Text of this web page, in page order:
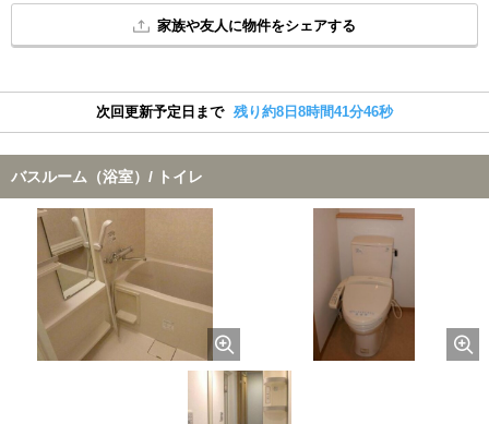
家族や友人に物件をシェアする
次回更新予定日まで 残り約8日8時間41分45秒
バスルーム（浴室）/ トイレ